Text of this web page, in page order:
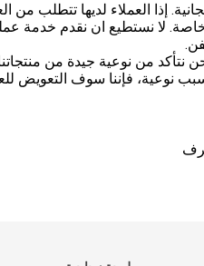
إذا العملاء لديها تتطلب من
لا نستطيع ان نقدم خدمة
نتأكد من نوعية جيدة من
نوعية، فإننا سوف التعويض